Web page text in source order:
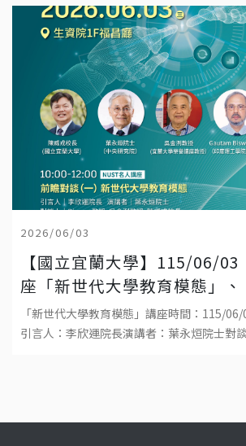
2026/06/03
【國立宜蘭大學】115/06/03
座「新世代大學教育模態」
與工程教育的趨勢」
「新世代大學教育模態」講座時間：115/
引言人：李欣運院長演講者：葉永烜院士對